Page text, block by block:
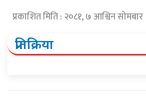
प्रकाशित मिति : २०८१, ७ आश्विन
प्रतिक्रिया